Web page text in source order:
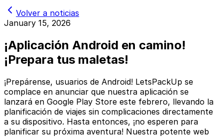
Volver a noticias
January 15, 2026
¡Aplicación Android en camino!
¡Prepara tus maletas!
¡Prepárense, usuarios de Android! LetsPackUp se
complace en anunciar que nuestra aplicación se
lanzará en Google Play Store este febrero, llevando la
planificación de viajes sin complicaciones directamente
a su dispositivo. Hasta entonces, ¡no esperen para
planificar su próxima aventura! Nuestra potente web